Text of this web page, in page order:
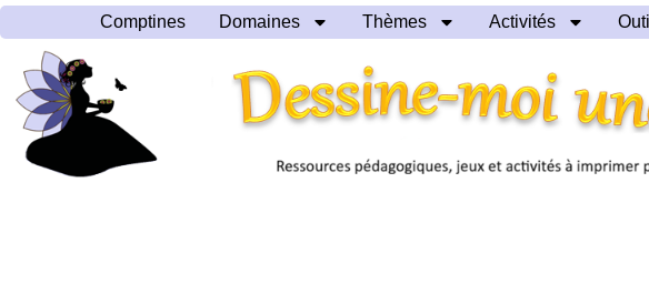
Comptines Domaines Thèmes Activités